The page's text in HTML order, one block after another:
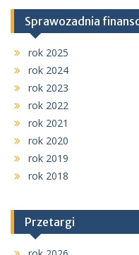
Sprawozadnia
rok 2025
rok 2024
rok 2023
rok 2022
rok 2021
rok 2020
rok 2019
rok 2018
Przetargi